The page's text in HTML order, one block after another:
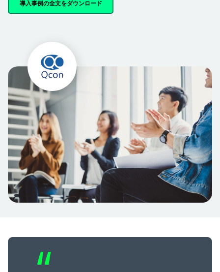
パートナー
導入事例の全文をダウンロード